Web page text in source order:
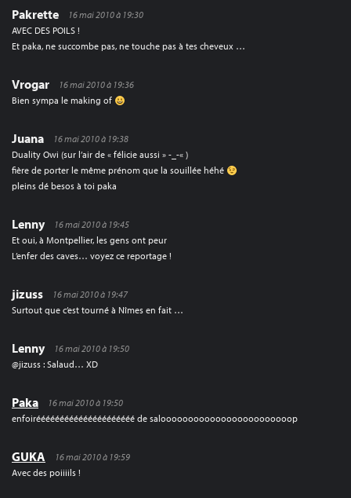
Pakrette
16 mai 2010 à 19:30
AVEC DES POILS !
Et paka, ne succombe pas, ne touche pas à tes cheveux …
Vrogar
16 mai 2010 à 19:36
Bien sympa le making of
Juana
16 mai 2010 à 19:38
Duality Owi (sur l’air de « félicie aussi » -_-« )
fière de porter le même prénom que la souillée héhé
pleins dé besos à toi paka
Lenny
16 mai 2010 à 19:45
Et oui, à Montpellier, les gens ont peur
L’enfer des caves… voyez ce reportage !
jizuss
16 mai 2010 à 19:47
Surtout que c’est tourné à Nîmes en fait …
Lenny
16 mai 2010 à 19:50
@jizuss : Salaud… XD
Paka
16 mai 2010 à 19:50
enfoirééééééééééééééééééééé de saloooooooooooooooooooooooop
GUKA
16 mai 2010 à 19:59
Avec des poiiiils !